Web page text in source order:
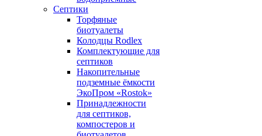
Септики
Торфяные
биотуалеты
Колодцы Rodlex
Комплектующие для
септиков
Накопительные
подземные ёмкости
ЭкоПром «Rostok»
Принадлежности
для септиков,
компостеров и